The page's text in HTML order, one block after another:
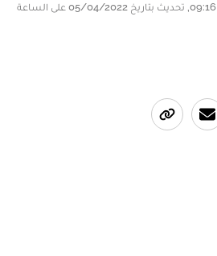
في 05/04/2022 على الساعة 09:16, تحديث بتاريخ 05/04/2022 على الساعة